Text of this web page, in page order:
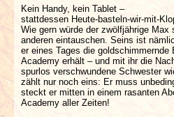
Kein Handy, kein Tablet –
stattdessen Heute-basteln-wir-mit-
Wie gern würde der zwölfjährige Max
anderen eintauschen. Seins ist
er eines Tages die goldschimmernde
Academy erhält – und mit ihr die
spurlos verschwundene Schwester
zählt nur noch eins: Er muss
steckt er mitten in einem rasanten
Academy aller Zeiten!